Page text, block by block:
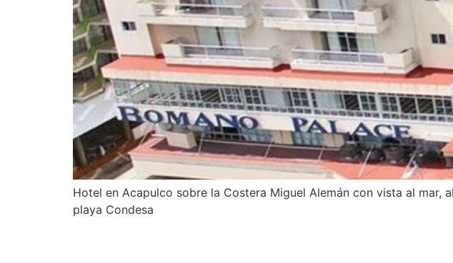
Hotel en Acapulco sobre la Costera Miguel Alemán con vista al
playa Condesa